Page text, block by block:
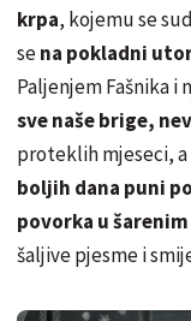
krpa, kojemu se
sena pokladni
Paljenjem Fašnika i
sve naše brige,
proteklih mjeseci, a
boljih dana puni
povorka u
šaljive pjesme i